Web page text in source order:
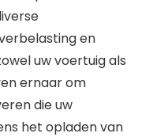
en
uw voertuig als
ernaar om
die uw
het opladen van